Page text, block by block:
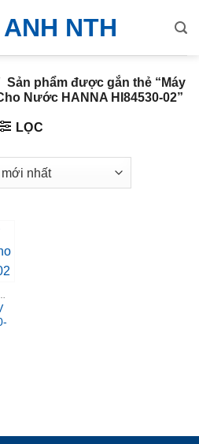
Sản phẩm được gắn thẻ “Máy
Nước HANNA HI84530-02”
LỌC